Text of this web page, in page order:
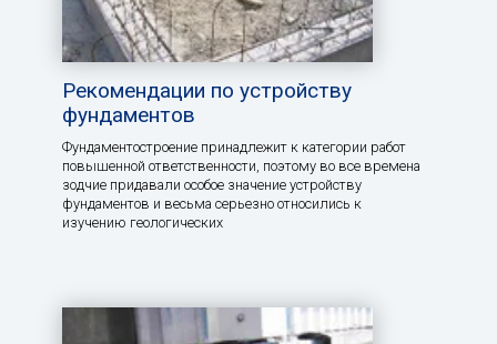
Рекомендации по устройству
фундаментов
Фундаментостроение принадлежит к категории работ
повышенной ответственности, поэтому во все времена
зодчие придавали особое значение устройству
фундаментов и весьма серьезно относились к
изучению геологических